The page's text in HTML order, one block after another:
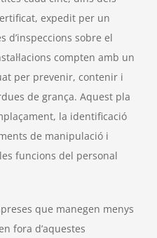
expedit per un
d’inspeccions sobre el
compten amb un
per prevenir, contenir i
de grança. Aquest pla
la identificació
de manipulació i
funcions del personal
que manegen menys
fora d’aquestes